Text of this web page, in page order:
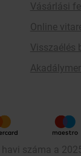
Vásárlási
Online
Visszaélés
száma a